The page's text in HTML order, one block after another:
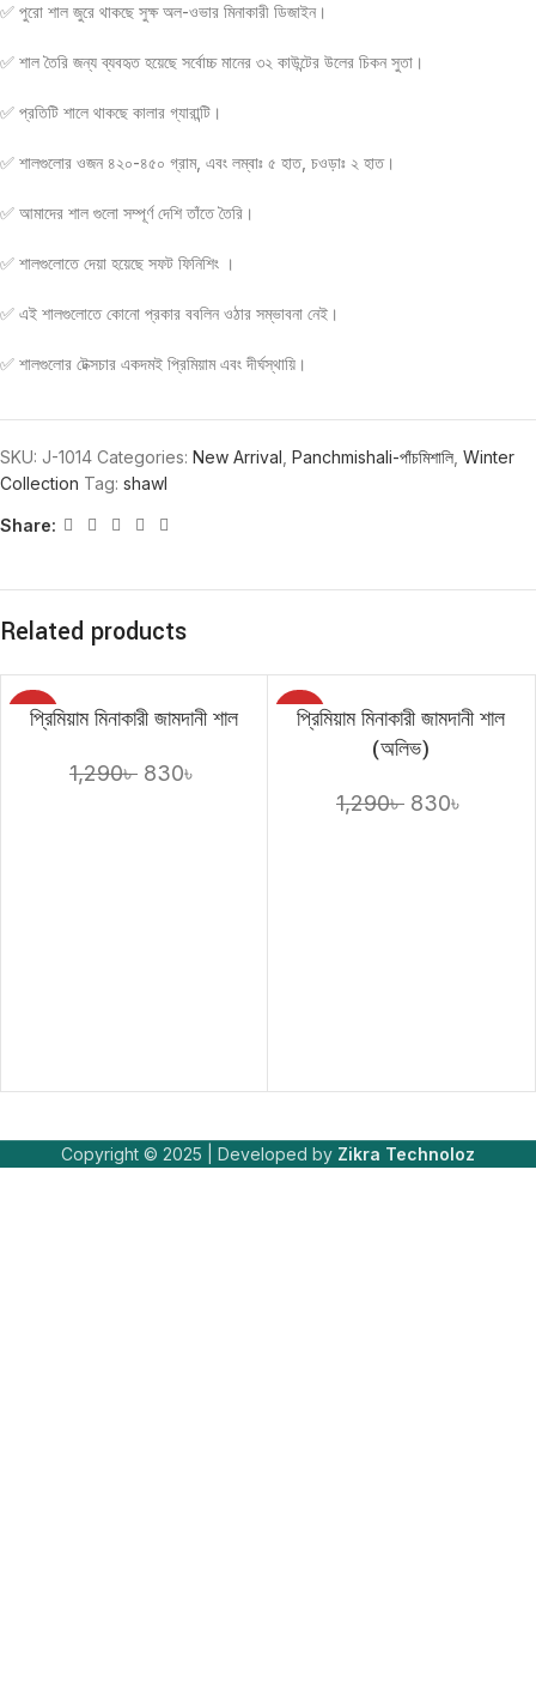
✅ পুরো শাল জুরে থাকছে সুক্ষ অল-ওভার মিনাকারী ডিজাইন।
✅ শাল তৈরি জন্য ব্যবহৃত হয়েছে সর্বোচ্চ মানের ৩২ কাউন্টের উলের চিকন সুতা।
✅ প্রতিটি শালে থাকছে কালার গ্যারান্টি।
✅ শালগুলোর ওজন ৪২০-৪৫০ গ্রাম, এবং লম্বাঃ ৫ হাত, চওড়াঃ ২ হাত।
✅ আমাদের শাল গুলো সম্পূর্ণ দেশি তাঁতে তৈরি।
✅ শালগুলোতে দেয়া হয়েছে সফট ফিনিশিং ।
✅ এই শালগুলোতে কোনো প্রকার ববলিন ওঠার সম্ভাবনা নেই।
✅ শালগুলোর টেক্সচার একদমই প্রিমিয়াম এবং দীর্ঘস্থায়ি।
SKU: J-1014 Categories: New Arrival Panchmishali-পাঁচমিশালি Winter
Collection Tag: shawl
Share:
Related products
-36%
প্রিমিয়াম মিনাকারী জামদানী শাল
1,290৳ 830৳
-36%
প্রিমিয়াম মিনাকারী জামদানী শাল
(অলিভ)
1,290৳ 830৳
Copyright © 2025 | Developed by Zikra Technoloz